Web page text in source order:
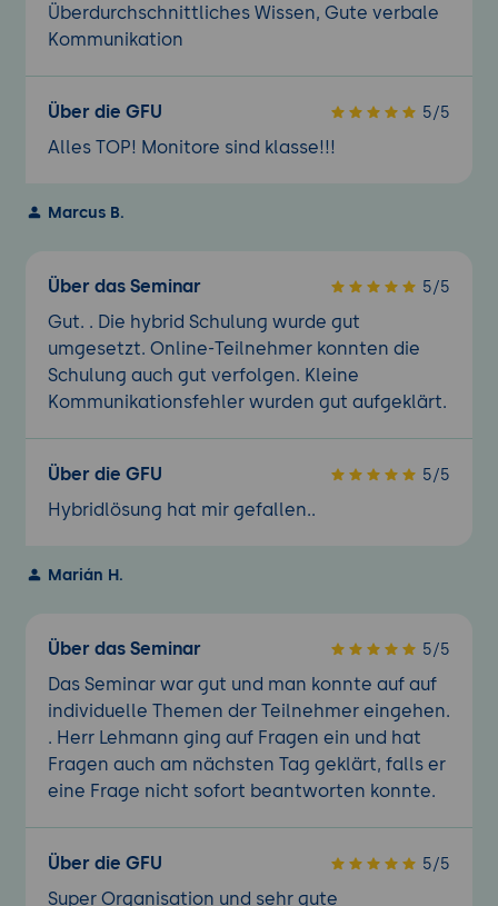
Überdurchschnittliches Wissen, Gute verbale
Kommunikation
Über die GFU 5/5
Alles TOP! Monitore sind klasse!!!
Marcus B.
Über das Seminar 5/5
Gut. . Die hybrid Schulung wurde gut
umgesetzt. Online-Teilnehmer konnten die
Schulung auch gut verfolgen. Kleine
Kommunikationsfehler wurden gut aufgeklärt.
Über die GFU 5/5
Hybridlösung hat mir gefallen..
Marián H.
Über das Seminar 5/5
Das Seminar war gut und man konnte auf auf
individuelle Themen der Teilnehmer eingehen.
. Herr Lehmann ging auf Fragen ein und hat
Fragen auch am nächsten Tag geklärt, falls er
eine Frage nicht sofort beantworten konnte.
Über die GFU 5/5
Super Organisation und sehr gute